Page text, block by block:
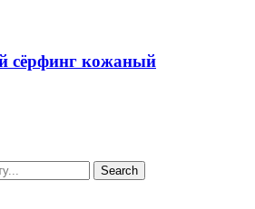
сёрфинг кожаный